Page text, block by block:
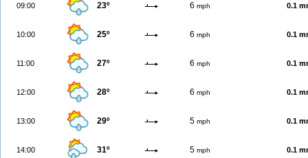
09:00 23º 6 mph 0.1
10:00 25º 6 mph 0.1
11:00 27º 6 mph 0.1
12:00 28º 6 mph 0.1
13:00 29º 5 mph 0.1
14:00 31º 5 mph 0.1